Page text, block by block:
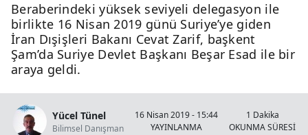
Beraberindeki yüksek seviyeli delegasyon ile
birlikte 16 Nisan 2019 günü Suriye’ye giden
İran Dışişleri Bakanı Cevat Zarif, başkent
Şam’da Suriye Devlet Başkanı Beşar Esad ile bir
araya geldi.
Yücel Tünel
Bilimsel Danışman
16 Nisan 2019 - 15:44
YAYINLANMA
1 Dakika
OKUNMA SÜRESİ